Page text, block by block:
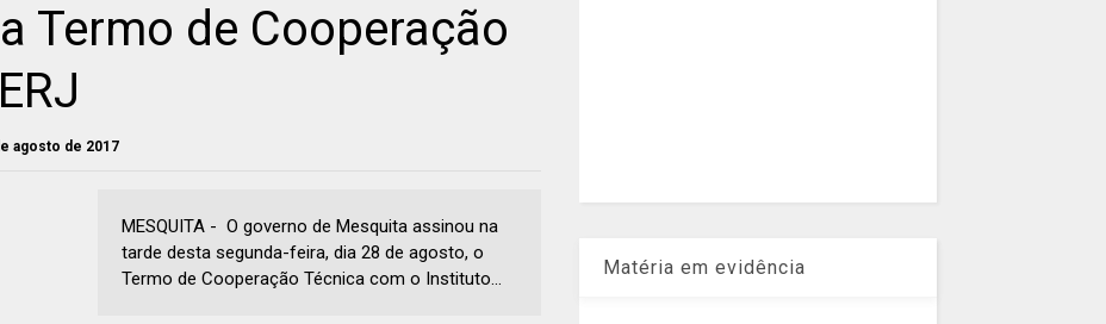
Termo de Cooperação
agosto de 2017
MESQUITA - O governo de Mesquita assinou na
tarde desta segunda-feira, dia 28 de agosto, o
Termo de Cooperação Técnica com o Instituto...
Matéria em evidência